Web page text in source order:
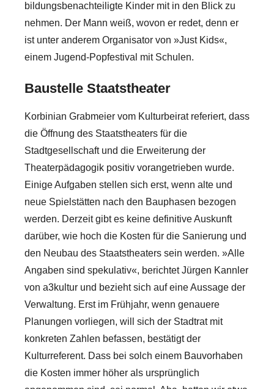
bildungsbenachteiligte Kinder mit in den Blick zu
nehmen. Der Mann weiß, wovon er redet, denn er
ist unter anderem Organisator von »Just Kids«,
einem Jugend-Popfestival mit Schulen.
Baustelle Staatstheater
Korbinian Grabmeier vom Kulturbeirat referiert, dass
die Öffnung des Staatstheaters für die
Stadtgesellschaft und die Erweiterung der
Theaterpädagogik positiv vorangetrieben wurde.
Einige Aufgaben stellen sich erst, wenn alte und
neue Spielstätten nach den Bauphasen bezogen
werden. Derzeit gibt es keine definitive Auskunft
darüber, wie hoch die Kosten für die Sanierung und
den Neubau des Staatstheaters sein werden. »Alle
Angaben sind spekulativ«, berichtet Jürgen Kannler
von a3kultur und bezieht sich auf eine Aussage der
Verwaltung. Erst im Frühjahr, wenn genauere
Planungen vorliegen, will sich der Stadtrat mit
konkreten Zahlen befassen, bestätigt der
Kulturreferent. Dass bei solch einem Bauvorhaben
die Kosten immer höher als ursprünglich